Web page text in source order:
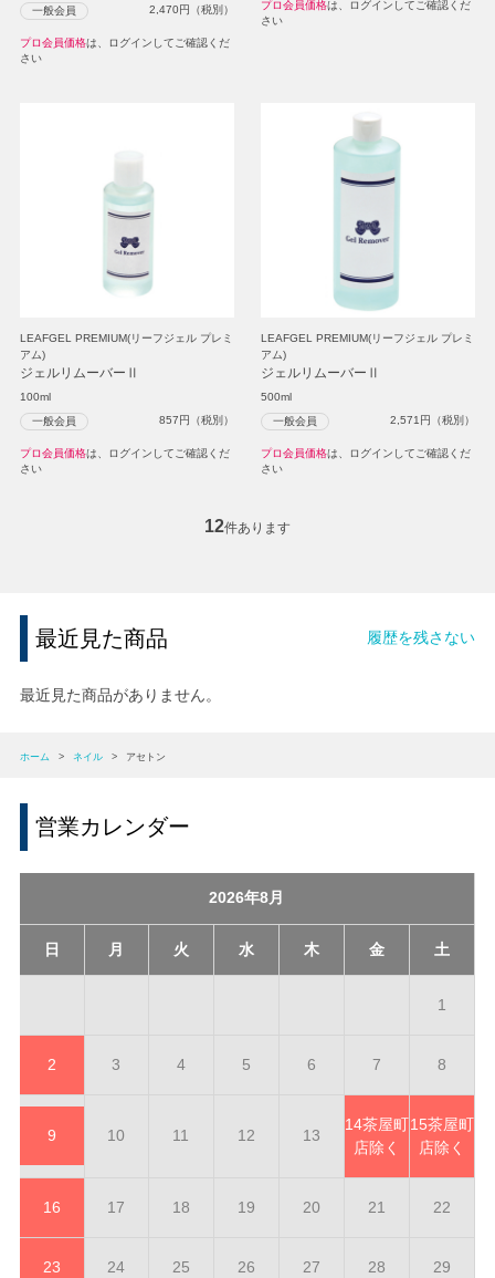
一般会員 2,470円（税別）
プロ会員価格は、ログインしてご確認くだ
さい
プロ会員価格は、ログインしてご確認くだ
さい
LEAFGEL PREMIUM(リーフジェル プレミ
アム)
ジェルリムーバーⅡ
100ml
一般会員 857円（税別）
プロ会員価格は、ログインしてご確認くだ
さい
LEAFGEL PREMIUM(リーフジェル プレミ
アム)
ジェルリムーバーⅡ
500ml
一般会員 2,571 円（税別）
プロ会員価格は、ログインしてご確認くだ
さい
12件あります
最近見た商品 履歴を残さない
最近見た商品がありません。
ホーム > ネイル > アセトン
営業カレンダー
2026年8月
日 月 火 水 木 金 土
1
2 3 4 5 6 7 8
9 10 11 12 13
14茶屋町
店除く
15茶屋町
店除く
16 17 18 19 20 21 22
23 24 25 26 27 28 29